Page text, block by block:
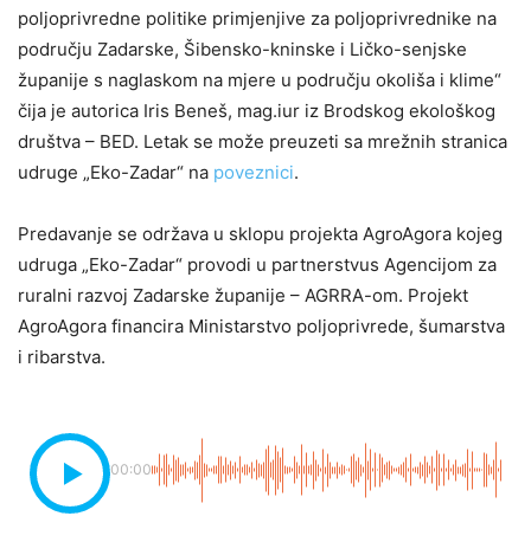
poljoprivredne politike primjenjive za poljoprivrednike na
području Zadarske, Šibensko-kninske i Ličko-senjske
županije s naglaskom na mjere u području okoliša i klime“
čija je autorica Iris Beneš, mag.iur iz Brodskog ekološkog
društva – BED. Letak se može preuzeti sa mrežnih stranica
udruge „Eko-Zadar“ na poveznici.
Predavanje se održava u sklopu projekta AgroAgora kojeg
udruga „Eko-Zadar“ provodi u partnerstvus Agencijom za
ruralni razvoj Zadarske županije – AGRRA-om. Projekt
AgroAgora financira Ministarstvo poljoprivrede, šumarstva
i ribarstva.
00:00